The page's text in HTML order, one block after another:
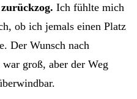
Ich fühlte mich
ob ich jemals einen Platz
Der Wunsch nach
groß, aber der Weg